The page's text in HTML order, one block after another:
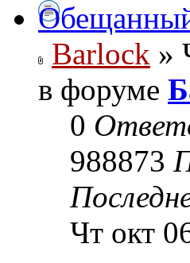
Barlock »
в форуме
0
988873
Чт окт